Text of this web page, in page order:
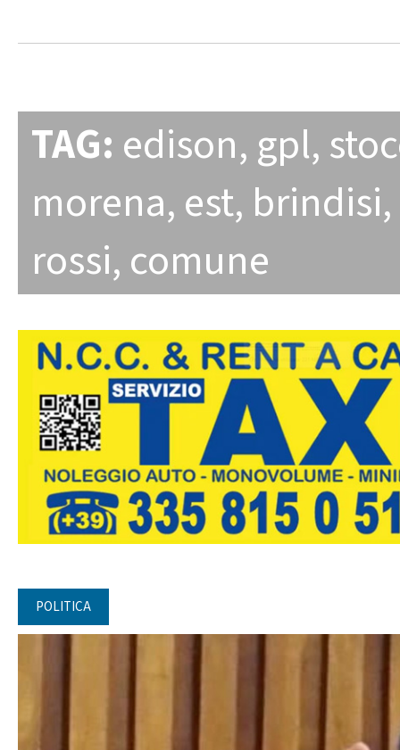
TAG: edison, gpl,
morena, est, brindisi,
rossi, comune
POLITICA